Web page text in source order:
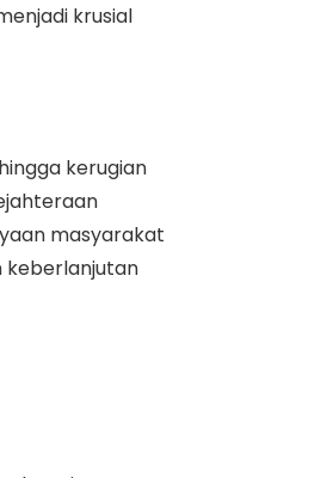
krusial
kerugian
masyarakat
keberlanjutan